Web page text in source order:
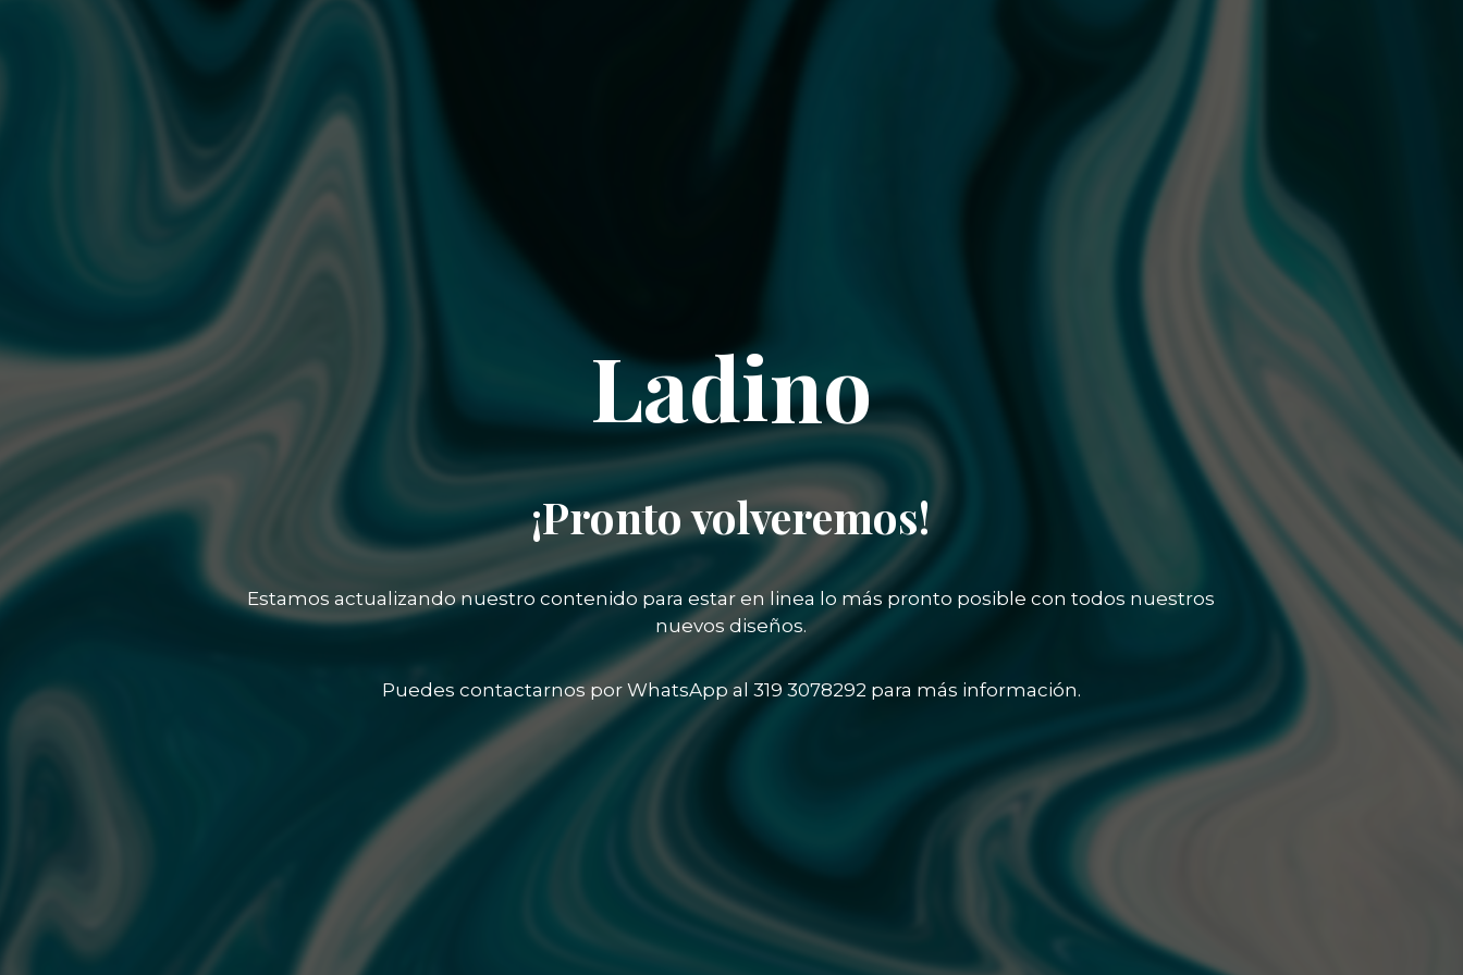
Ladino
¡Pronto volveremos!
Estamos actualizando nuestro contenido para estar en linea lo más pronto posible con todos nuestros
nuevos diseños.
Puedes contactarnos por WhatsApp al 319 3078292 para más información.